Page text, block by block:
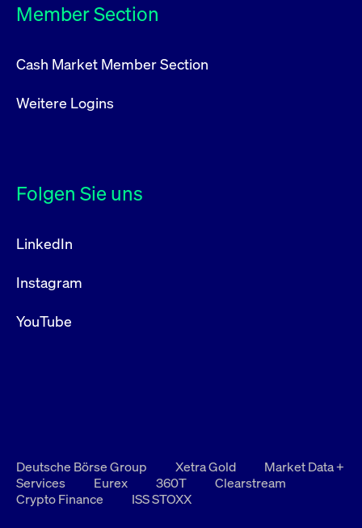
Member Section
Cash Market Member Section
Weitere Logins
Folgen Sie uns
LinkedIn
Instagram
YouTube
Deutsche Börse Group Xetra Gold
Market Data +
Services
Eurex 360T
Clearstream
Crypto Finance
ISS STOXX